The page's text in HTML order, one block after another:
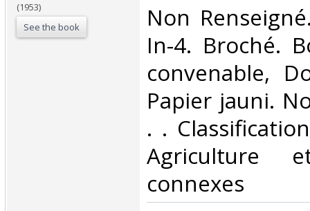
(1953)
See the book
‎Non
In-4. Broché.
convenable,
Papier jauni.
. .
Agriculture
connexes‎